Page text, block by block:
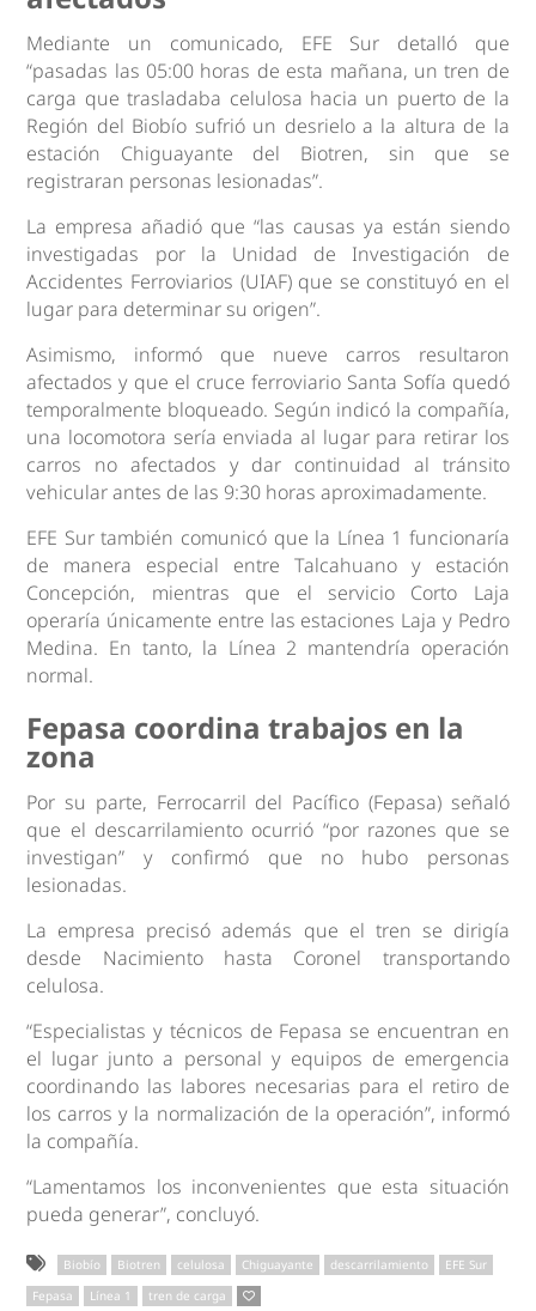
Mediante un comunicado, EFE Sur detalló que
“pasadas las 05:00 horas de esta mañana, un tren de
carga que trasladaba celulosa hacia un puerto de la
Región del Biobío sufrió un desrielo a la altura de la
estación Chiguayante del Biotren, sin que se
registraran personas lesionadas”.
La empresa añadió que “las causas ya están siendo
investigadas por la Unidad de Investigación de
Accidentes Ferroviarios (UIAF) que se constituyó en el
lugar para determinar su origen”.
Asimismo, informó que nueve carros resultaron
afectados y que el cruce ferroviario Santa Sofía quedó
temporalmente bloqueado. Según indicó la compañía,
una locomotora sería enviada al lugar para retirar los
carros no afectados y dar continuidad al tránsito
vehicular antes de las 9:30 horas aproximadamente.
EFE Sur también comunicó que la Línea 1 funcionaría
de manera especial entre Talcahuano y estación
Concepción, mientras que el servicio Corto Laja
operaría únicamente entre las estaciones Laja y Pedro
Medina. En tanto, la Línea 2 mantendría operación
normal.
Fepasa coordina trabajos en la
zona
Por su parte, Ferrocarril del Pacífico (Fepasa) señaló
que el descarrilamiento ocurrió “por razones que se
investigan” y confirmó que no hubo personas
lesionadas.
La empresa precisó además que el tren se dirigía
desde Nacimiento hasta Coronel transportando
celulosa.
“Especialistas y técnicos de Fepasa se encuentran en
el lugar junto a personal y equipos de emergencia
coordinando las labores necesarias para el retiro de
los carros y la normalización de la operación”, informó
la compañía.
“Lamentamos los inconvenientes que esta situación
pueda generar”, concluyó.
Biobío Biotren celulosa Chiguayante descarrilamiento
EFE Sur
Fepasa
Línea 1 tren de carga